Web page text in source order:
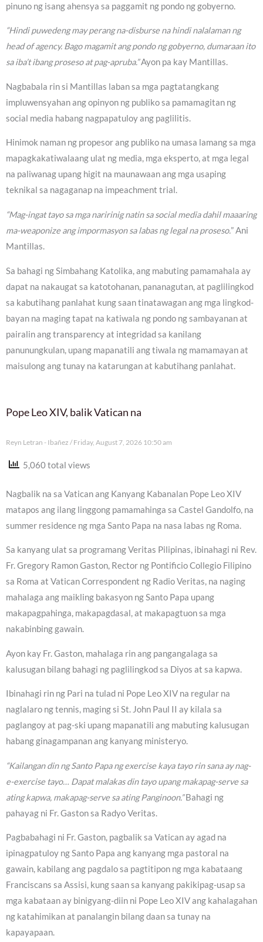
pinuno ng isang ahensya sa paggamit ng pondo ng gobyerno.
“Hindi puwedeng may perang na-disburse na hindi nalalaman ng
head of agency. Bago magamit ang pondo ng gobyerno, dumaraan ito
sa iba’t ibang proseso at pag-apruba.”Ayon pa kay Mantillas.
Nagbabala rin si Mantillas laban sa mga pagtatangkang
impluwensyahan ang opinyon ng publiko sa pamamagitan ng
social media habang nagpapatuloy ang paglilitis.
Hinimok naman ng propesor ang publiko na umasa lamang sa mga
mapagkakatiwalaang ulat ng media, mga eksperto, at mga legal
na paliwanag upang higit na maunawaan ang mga usaping
teknikal sa nagaganap na impeachment trial.
“Mag-ingat tayo sa mga naririnig natin sa social media dahil maaaring
ma-weaponize ang impormasyon sa labas ng legal na proseso.” Ani
Mantillas.
Sa bahagi ng Simbahang Katolika, ang mabuting pamamahala ay
dapat na nakaugat sa katotohanan, pananagutan, at paglilingkod
sa kabutihang panlahat kung saan tinatawagan ang mga lingkod-
bayan na maging tapat na katiwala ng pondo ng sambayanan at
pairalin ang transparency at integridad sa kanilang
panunungkulan, upang mapanatili ang tiwala ng mamamayan at
maisulong ang tunay na katarungan at kabutihang panlahat.
Pope Leo XIV, balik Vatican na
Reyn Letran - Ibañez Friday, August 7, 2026 10:50 am
5,060 total views
Nagbalik na sa Vatican ang Kanyang Kabanalan Pope Leo XIV
matapos ang ilang linggong pamamahinga sa Castel Gandolfo, na
summer residence ng mga Santo Papa na nasa labas ng Roma.
Sa kanyang ulat sa programang Veritas Pilipinas, ibinahagi ni Rev.
Fr. Gregory Ramon Gaston, Rector ng Pontificio Collegio Filipino
sa Roma at Vatican Correspondent ng Radio Veritas, na naging
mahalaga ang maikling bakasyon ng Santo Papa upang
makapagpahinga, makapagdasal, at makapagtuon sa mga
nakabinbing gawain.
Ayon kay Fr. Gaston, mahalaga rin ang pangangalaga sa
kalusugan bilang bahagi ng paglilingkod sa Diyos at sa kapwa.
Ibinahagi rin ng Pari na tulad ni Pope Leo XIV na regular na
naglalaro ng tennis, maging si St. John Paul II ay kilala sa
paglangoy at pag-ski upang mapanatili ang mabuting kalusugan
habang ginagampanan ang kanyang ministeryo.
“Kailangan din ng Santo Papa ng exercise kaya tayo rin sana ay nag-
e-exercise tayo… Dapat malakas din tayo upang makapag-serve sa
ating kapwa, makapag-serve sa ating Panginoon.”Bahagi ng
pahayag ni Fr. Gaston sa Radyo Veritas.
Pagbabahagi ni Fr. Gaston, pagbalik sa Vatican ay agad na
ipinagpatuloy ng Santo Papa ang kanyang mga pastoral na
gawain, kabilang ang pagdalo sa pagtitipon ng mga kabataang
Franciscans sa Assisi, kung saan sa kanyang pakikipag-usap sa
mga kabataan ay binigyang-diin ni Pope Leo XIV ang kahalagahan
ng katahimikan at panalangin bilang daan sa tunay na
kapayapaan.